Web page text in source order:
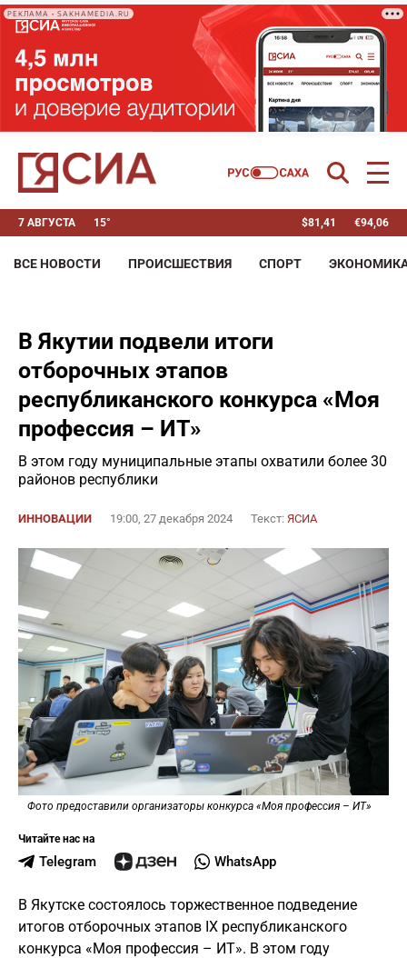
РЕКЛАМА • SAKHAMEDIA.RU
7 АВГУСТА 15° $81,41 €94,06
ВСЕ НОВОСТИ ПРОИСШЕСТВИЯ СПОРТ
В Якутии подвели итоги
отборочных этапов
республиканского конкурса «Моя
профессия – ИТ»
В этом году муниципальные этапы охватили более 30
районов республики
ИННОВАЦИИ 19:00, 27 декабря 2024 Текст: ЯСИА
Фото предоставили организаторы конкурса «Моя профессия – ИТ»
Читайте нас на
Telegram WhatsApp
В Якутске состоялось торжественное подведение
итогов отборочных этапов IX республиканского
конкурса «Моя профессия – ИТ». В этом году